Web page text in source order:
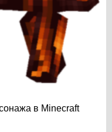
в Minecraft